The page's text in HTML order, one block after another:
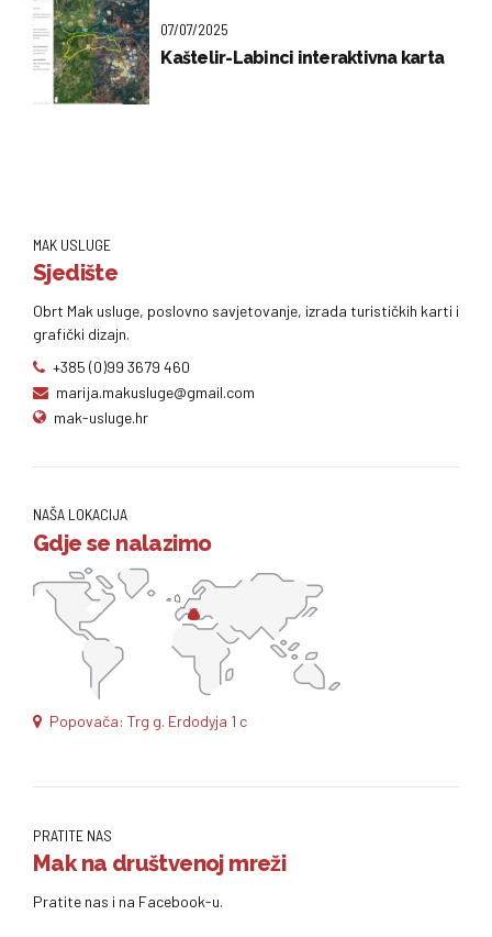
07/07/2025
Kaštelir-Labinci interaktivna karta
MAK USLUGE
Sjedište
Obrt Mak usluge, poslovno savjetovanje, izrada turističkih karti i
grafički dizajn.
+385 (0)99 3679 460
marija.makusluge@gmail.com
mak-usluge.hr
NAŠA LOKACIJA
Gdje se nalazimo
Popovača: Trg g. Erdodyja 1 c
PRATITE NAS
Mak na društvenoj mreži
Pratite nas i na Facebook-u.